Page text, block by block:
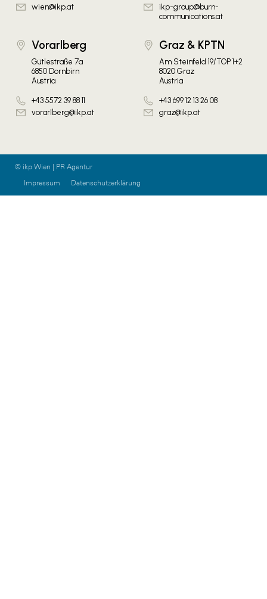
wien@ikp.at
ikp-group@burn-
communications.at
Vorarlberg
Gütlestraße 7a
6850 Dornbirn
Austria
+43 5572 39 88 11
vorarlberg@ikp.at
Graz & KPTN
Am Steinfeld 19/TOP 1+2
8020 Graz
Austria
+43 699 12 13 26 08
graz@ikp.at
© ikp Wien | PR Agentur
Impressum
Datenschutzerklärung